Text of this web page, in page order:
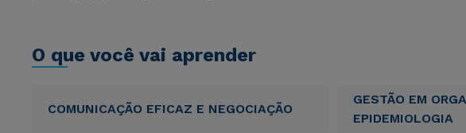
O que você vai aprender
COMUNICAÇÃO EFICAZ E NEGOCIAÇÃO
GESTÃO EM
EPIDEMIOLOGIA